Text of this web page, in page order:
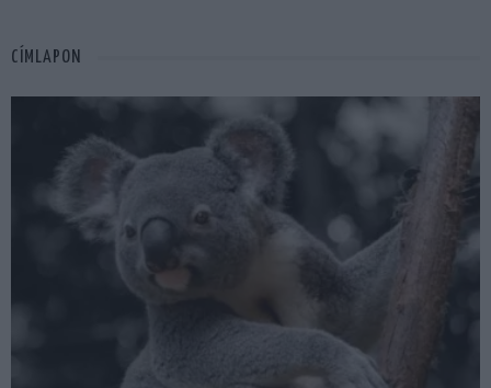
CÍMLAPON